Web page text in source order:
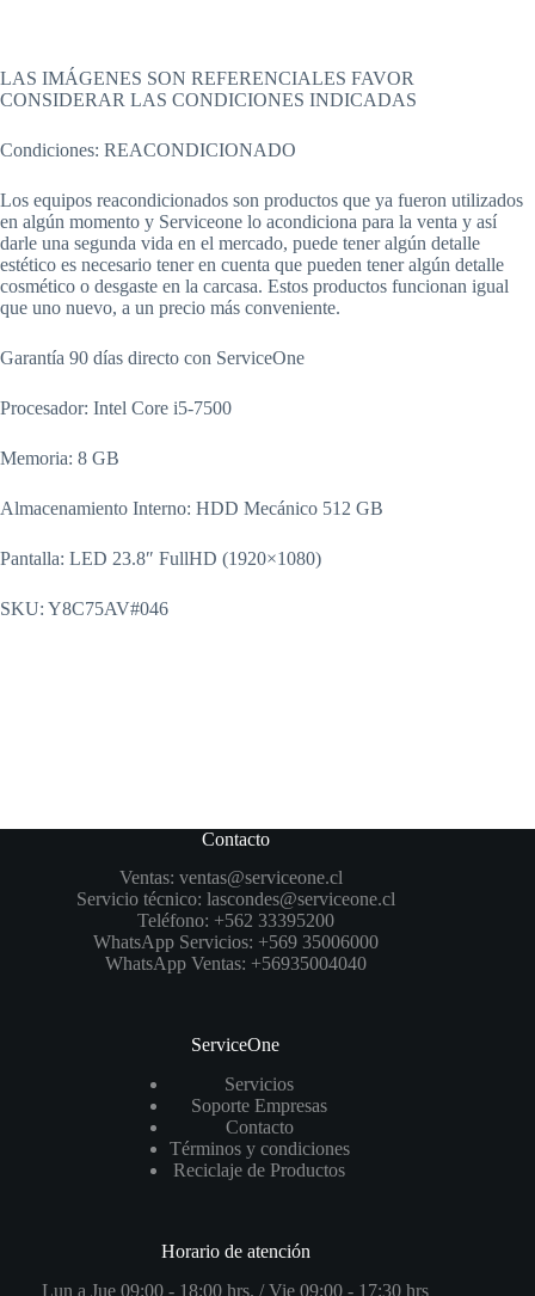
LAS IMÁGENES SON REFERENCIALES FAVOR
CONSIDERAR LAS CONDICIONES INDICADAS
Condiciones: REACONDICIONADO
Los equipos reacondicionados son productos que ya fueron utilizados
en algún momento y Serviceone lo acondiciona para la venta y así
darle una segunda vida en el mercado, puede tener algún detalle
estético es necesario tener en cuenta que pueden tener algún detalle
cosmético o desgaste en la carcasa. Estos productos funcionan igual
que uno nuevo, a un precio más conveniente.
Garantía 90 días directo con ServiceOne
Procesador: Intel Core i5-7500
Memoria: 8 GB
Almacenamiento Interno: HDD Mecánico 512 GB
Pantalla: LED 23.8″ FullHD (1920×1080)
SKU: Y8C75AV#046
Contacto
Ventas: ventas@serviceone.cl
Servicio técnico: lascondes@serviceone.cl
Teléfono: +562 33395200
WhatsApp Servicios: +569 35006000
WhatsApp Ventas: +56935004040
ServiceOne
Servicios
Soporte Empresas
Contacto
Términos y condiciones
Reciclaje de Productos
Horario de atención
Lun a Jue 09:00 - 18:00 hrs. / Vie 09:00 - 17:30 hrs